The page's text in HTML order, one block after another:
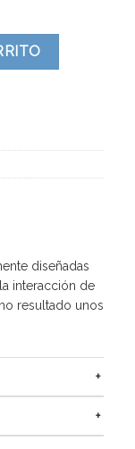
diseñadas
interacción de
resultado unos